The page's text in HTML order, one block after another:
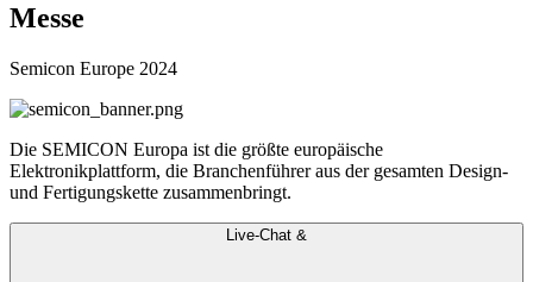
Messe
Semicon Europe 2024
Die SEMICON Europa ist die größte europäische
Elektronikplattform, die Branchenführer aus der gesamten Design-
und Fertigungskette zusammenbringt.
Live-Chat &